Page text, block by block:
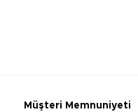
Müşteri Memnuniyeti